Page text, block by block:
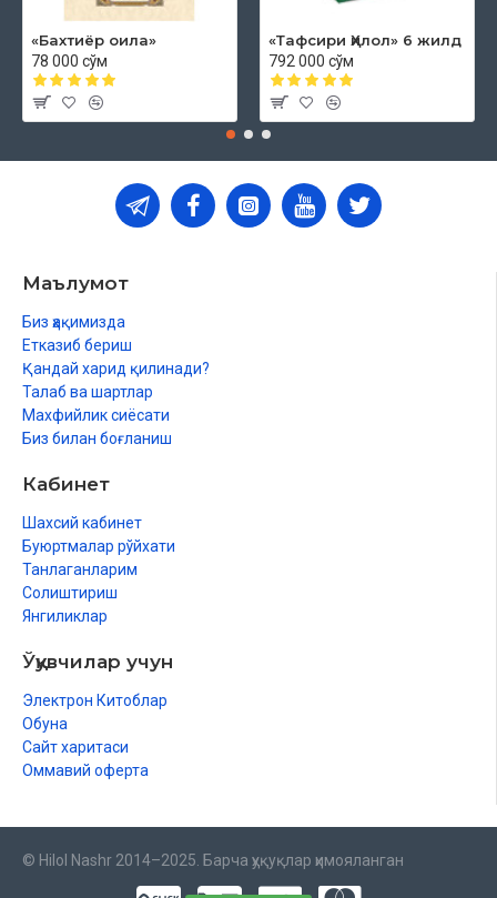
«Бахтиёр оила»
78 000 сўм
«Тафсири Ҳилол» 6 жилд
792 000 сўм
Маълумот
Биз ҳақимизда
Етказиб бериш
Қандай харид қилинади?
Талаб ва шартлар
Махфийлик сиёсати
Биз билан боғланиш
Кабинет
Шахсий кабинет
Буюртмалар рўйхати
Танлаганларим
Солиштириш
Янгиликлар
Ўқувчилар учун
Электрон Китоблар
Обуна
Сайт харитаси
Оммавий оферта
© Hilol Nashr 2014–2025. Барча ҳуқуқлар ҳимояланган